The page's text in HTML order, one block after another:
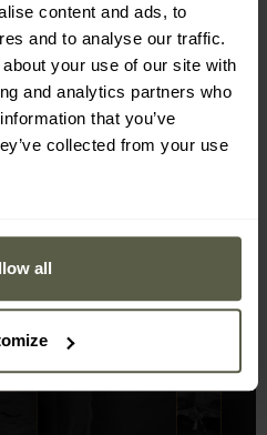
content and ads, to
and to analyse our traffic.
your use of our site with
and analytics partners who
that you’ve
collected from your use
all
zumFestbinden
Zusätzlich sind die Knie
Materialschicht